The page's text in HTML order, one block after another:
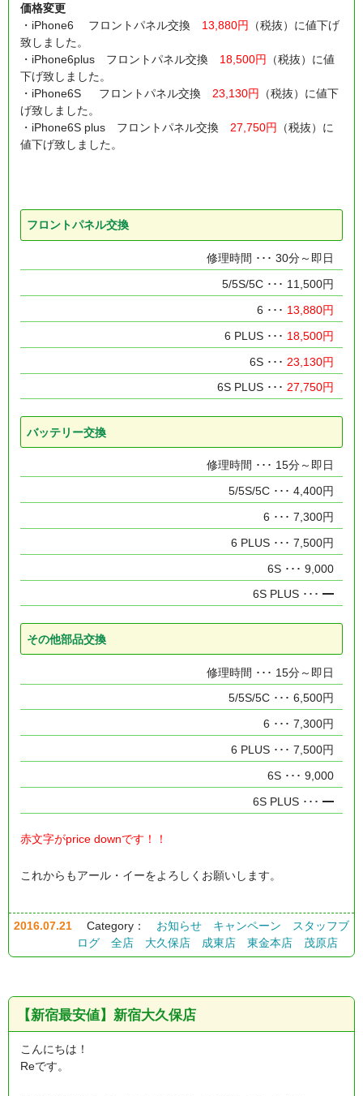
価格変更
・iPhone6 フロントパネル交換 13,880円
（税抜）に値下げ
致しました。
・iPhone6plus フロントパネル交換 18,500円
（税抜）に値
下げ致しました。
・iPhone6S フロントパネル交換 23,130円
（税抜）に値下
げ致しました。
・iPhone6S plus フロントパネル交換 27,750円
（税抜）に
値下げ致しました。
フロントパネル交換
30分～即日
11,500円
13,880円
18,500円
23,130円
27,750円
バッテリー交換
15分～即日
4,400円
7,300円
7,500円
9,000
━
その他部品交換
15分～即日
6,500円
7,300円
7,500円
9,000
━
赤文字がprice downです！！
これからもアール・イーをよろしくお願いします。
2016.07.21 Category： お知らせ キャンペーン
スタッフブ
ログ
全店 大久保店 成東店 東金本店 茂原店
【新宿最安値】新宿大久保店
こんにちは！
Reです。